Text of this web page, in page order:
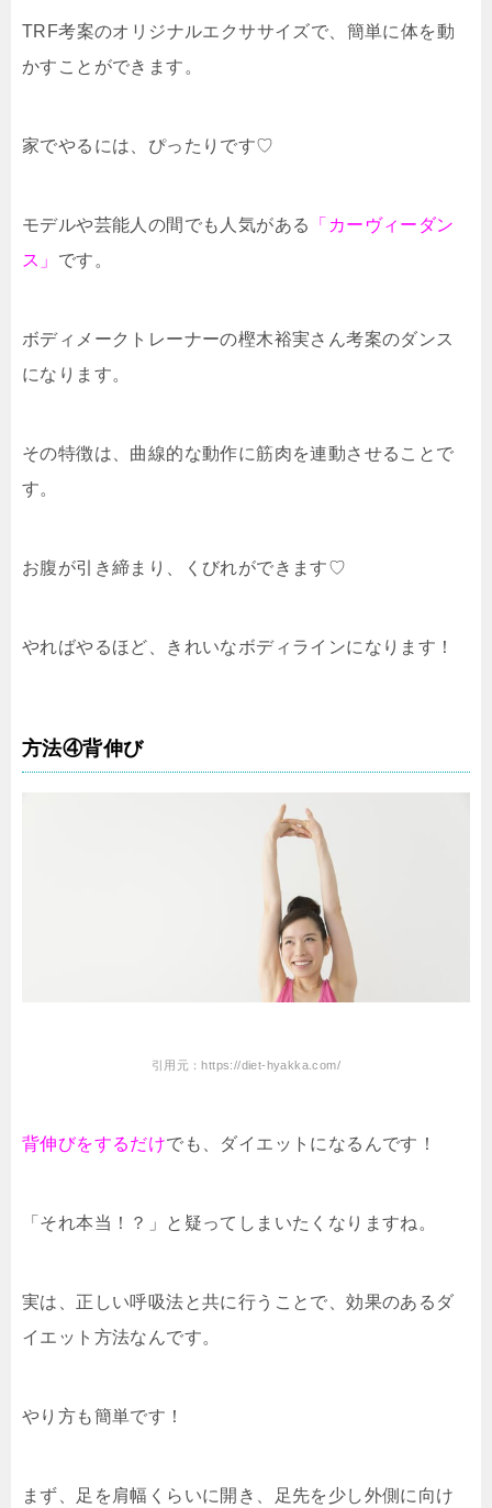
TRF考案のオリジナルエクササイズで、簡単に体を動
かすことができます。
家でやるには、ぴったりです♡
モデルや芸能人の間でも人気がある
「カーヴィーダン
ス」 です。
ボディメークトレーナーの樫木裕実さん考案のダンス
になります。
その特徴は、曲線的な動作に筋肉を連動させることで
す。
お腹が引き締まり、くびれができます♡
やればやるほど、きれいなボディラインになります！
方法④背伸び
引用元：https://diet-hyakka.com/
背伸びをするだけでも、ダイエットになるんです！
「それ本当！？」と疑ってしまいたくなりますね。
実は、正しい呼吸法と共に行うことで、効果のあるダ
イエット方法なんです。
やり方も簡単です！
まず、足を肩幅くらいに開き、足先を少し外側に向け